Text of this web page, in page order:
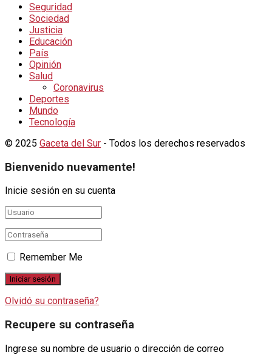
Seguridad
Sociedad
Justicia
Educación
País
Opinión
Salud
Coronavirus
Deportes
Mundo
Tecnología
© 2025 Gaceta del Sur - Todos los derechos reservados
Bienvenido nuevamente!
Inicie sesión en su cuenta
Remember Me
Olvidó su contraseña?
Recupere su contraseña
Ingrese su nombre de usuario o dirección de correo